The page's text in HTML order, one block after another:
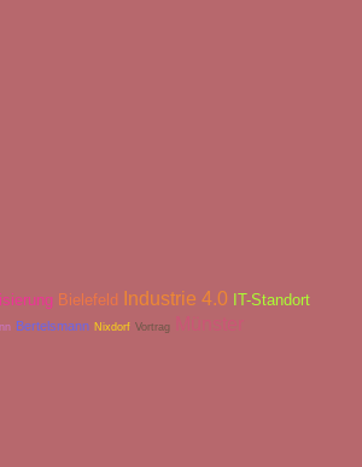
Bielefeld Industrie 4.0
IT-Standort
Bertelsmann Nixdorf Vortrag